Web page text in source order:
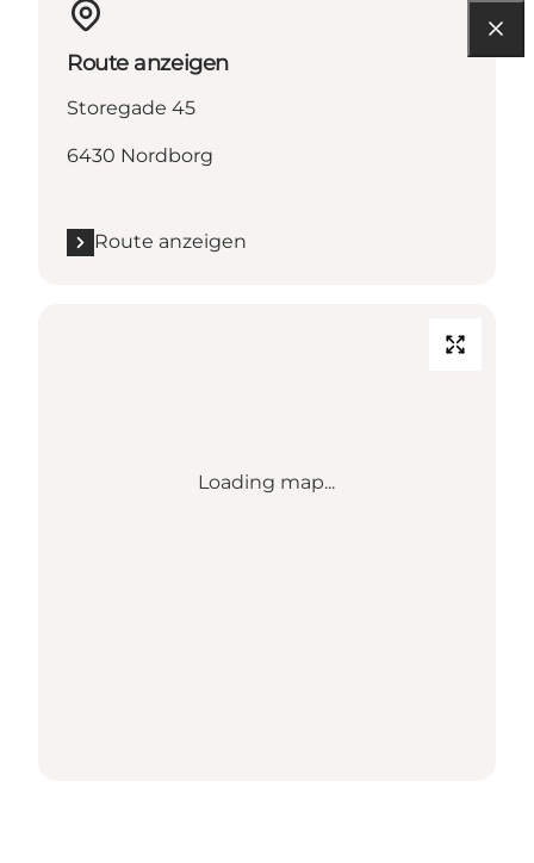
Route anzeigen
Storegade 45
6430 Nordborg
Route anzeigen
Loading map...